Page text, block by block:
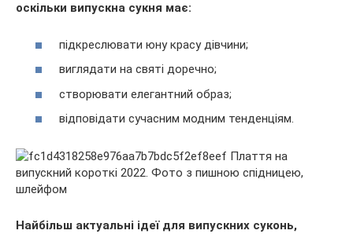
оскільки випускна сукня має:
підкреслювати юну красу дівчини;
виглядати на святі доречно;
створювати елегантний образ;
відповідати сучасним модним тенденціям.
Найбільш актуальні ідеї для випускних суконь,